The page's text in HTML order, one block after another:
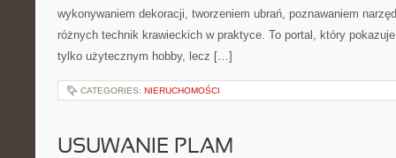
wykonywaniem dekoracji, tworzeniem ubrań, poznawaniem
różnych technik krawieckich w praktyce. To portal, który
tylko użytecznym hobby, lecz […]
CATEGORIES: NIERUCHOMOŚCI
USUWANIE PLAM